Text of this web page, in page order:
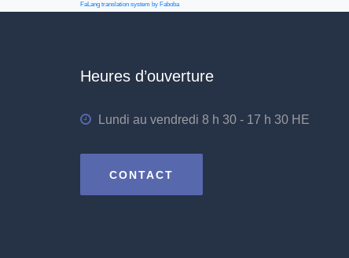
FaLang translation system by Faboba
Heures d’ouverture
Lundi au vendredi 8 h 30 - 17 h 30 HE
CONTACT